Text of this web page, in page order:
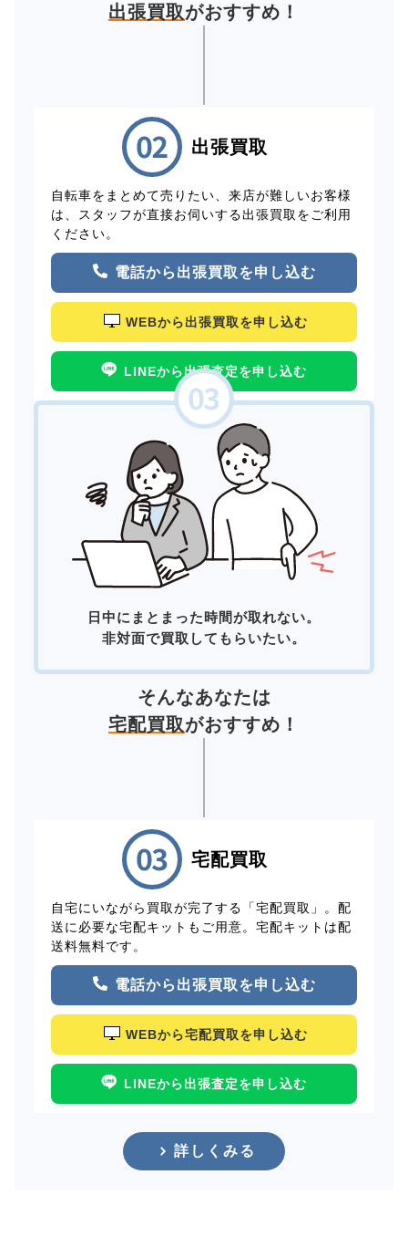
出張買取がおすすめ！
出張買取
自転車をまとめて売りたい、来店が難しいお客様
は、スタッフが直接お伺いする出張買取をご利用
ください。
電話から出張買取を申し込む
WEBから出張買取を申し込む
LINEから出張査定を申し込む
日中にまとまった時間が取れない。
非対面で買取してもらいたい。
そんなあなたは
宅配買取がおすすめ！
宅配買取
自宅にいながら買取が完了する「宅配買取」。配
送に必要な宅配キットもご用意。宅配キットは配
送料無料です。
電話から出張買取を申し込む
WEBから宅配買取を申し込む
LINEから出張査定を申し込む
詳しくみる